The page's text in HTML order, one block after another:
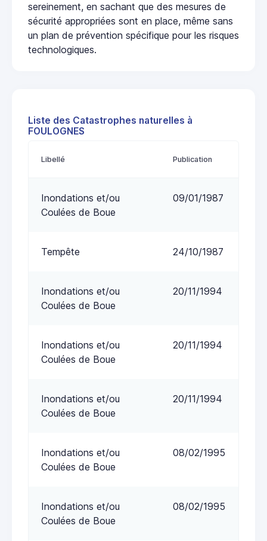
sereinement, en sachant que des mesures de
sécurité appropriées sont en place, même sans
un plan de prévention spécifique pour les risques
technologiques.
Liste des Catastrophes naturelles à
FOULOGNES
Libellé Publication
Inondations et/ou
Coulées de Boue
09/01/1987
Tempête 24/10/1987
Inondations et/ou
Coulées de Boue
20/11/1994
Inondations et/ou
Coulées de Boue
20/11/1994
Inondations et/ou
Coulées de Boue
20/11/1994
Inondations et/ou
Coulées de Boue
08/02/1995
Inondations et/ou
Coulées de Boue
08/02/1995